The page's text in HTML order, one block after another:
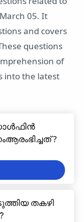
05. It
and covers
questions
of
into the latest
?
തകഴി